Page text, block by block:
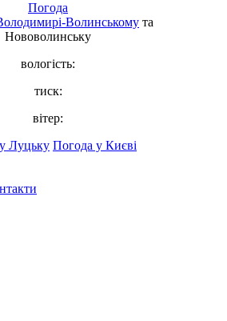
Погода
Волинському та
Нововолинську
вологість:
тиск:
вітер:
Луцьку Погода у Києві